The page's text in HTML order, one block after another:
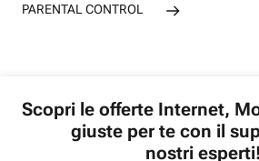
PARENTAL CONTROL
Scopri le offerte Internet,
giuste per te con il
nostri esperti!